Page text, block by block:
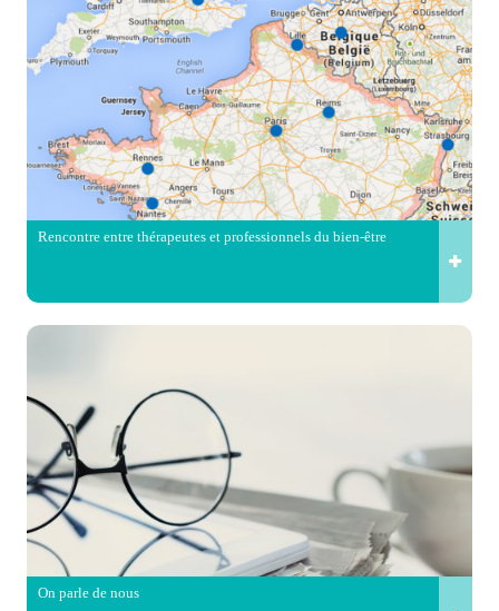
Rencontre entre thérapeutes et professionnels du bien-être
On parle de nous